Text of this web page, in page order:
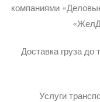
компаниями
Доставка груза до
Услуги